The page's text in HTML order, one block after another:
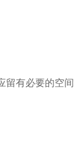
有必要的空间